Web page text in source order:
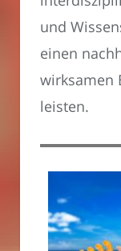
und
einen
wirksamen
leisten.